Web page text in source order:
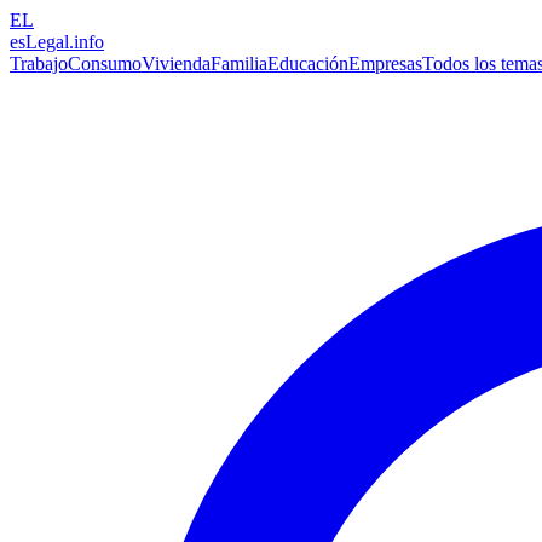
EL
esLegal.info
TrabajoConsumoViviendaFamiliaEducaciónEmpresasTodos los